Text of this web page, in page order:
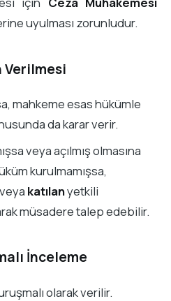
uyulması zorunludur.
Verilmesi
mahkeme esas hükümle
da karar verir.
veya açılmış olmasına
kurulmamışsa,
katılanyetkili
müsadere talep edebilir.
İnceleme
olarak verilir.